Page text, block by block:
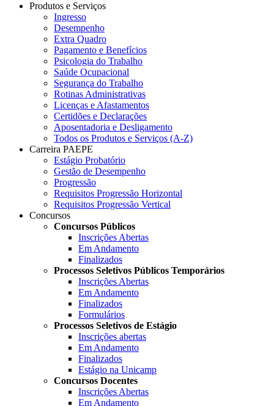
Produtos e Serviços
Ingresso
Desempenho
Extra Quadro
Pagamento e Benefícios
Psicologia do Trabalho
Saúde Ocupacional
Segurança do Trabalho
Rotinas Administrativas
Licenças e Afastamentos
Certidões e Declarações
Aposentadoria e Desligamento
Todos os Produtos e Serviços (A-Z)
Carreira PAEPE
Estágio Probatório
Gestão de Desempenho
Progressão
Requisitos Progressão Horizontal
Requisitos Progressão Vertical
Concursos
Concursos Públicos
Inscrições Abertas
Em Andamento
Finalizados
Processos Seletivos Públicos Temporários
Inscrições Abertas
Em Andamento
Finalizados
Formulários
Processos Seletivos de Estágio
Inscrições abertas
Em Andamento
Finalizados
Estágio na Unicamp
Concursos Docentes
Inscrições Abertas
Em Andamento